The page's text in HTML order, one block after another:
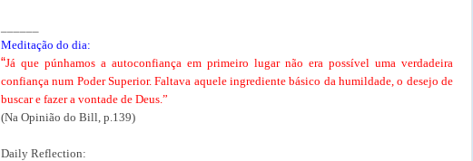
Meditação do dia:
“Já que púnhamos a autoconfiança em primeiro lugar não era possível uma verdadeira
confiança num Poder Superior. Faltava aquele ingrediente básico da humildade, o desejo de
buscar e fazer a vontade de Deus.”
(Na Opinião do Bill, p.139)
Daily Reflection: